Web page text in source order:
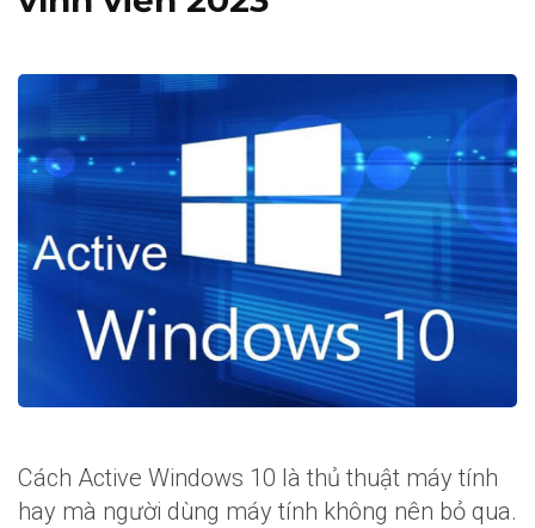
Cách Active Windows 10 là thủ thuật máy tính
hay mà người dùng máy tính không nên bỏ qua.